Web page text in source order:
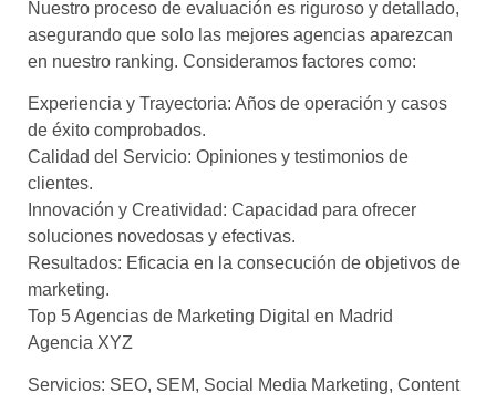
Nuestro proceso de evaluación es riguroso y detallado,
asegurando que solo las mejores agencias aparezcan
en nuestro ranking. Consideramos factores como:
Experiencia y Trayectoria: Años de operación y casos
de éxito comprobados.
Calidad del Servicio: Opiniones y testimonios de
clientes.
Innovación y Creatividad: Capacidad para ofrecer
soluciones novedosas y efectivas.
Resultados: Eficacia en la consecución de objetivos de
marketing.
Top 5 Agencias de Marketing Digital en Madrid
Agencia XYZ
Servicios: SEO, SEM, Social Media Marketing, Content